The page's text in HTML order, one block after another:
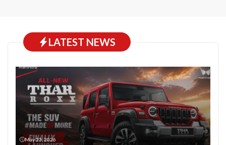
LATEST NEWS
May 23, 2026